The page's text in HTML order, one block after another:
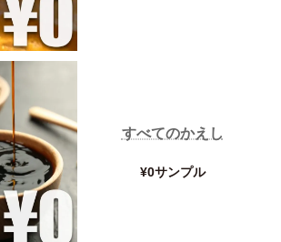
すべてのかえし
¥0サンプル